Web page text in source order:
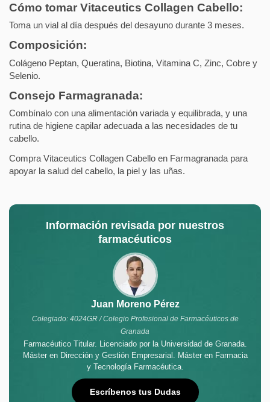
Cómo tomar Vitaceutics Collagen Cabello:
Toma un vial al día después del desayuno durante 3 meses.
Composición:
Colágeno Peptan, Queratina, Biotina, Vitamina C, Zinc, Cobre y
Selenio.
Consejo Farmagranada:
Combínalo con una alimentación variada y equilibrada, y una
rutina de higiene capilar adecuada a las necesidades de tu
cabello.
Compra Vitaceutics Collagen Cabello en Farmagranada para
apoyar la salud del cabello, la piel y las uñas.
Información revisada por nuestros
farmacéuticos
Juan Moreno Pérez
Colegiado: 4024GR / Colegio Profesional de Farmacéuticos de
Granada
Farmacéutico Titular. Licenciado por la Universidad de Granada.
Máster en Dirección y Gestión Empresarial. Máster en Farmacia
y Tecnología Farmacéutica.
Escríbenos tus Dudas